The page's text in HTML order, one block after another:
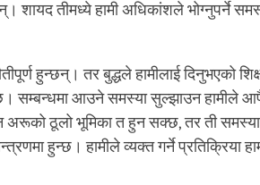
शायद तीमध्ये हामी अधिकांशले भोग्नुपर्ने
हुन्छन्। तर बुद्धले हामीलाई दिनुभएको
सम्बन्धमा आउने समस्या सुल्झाउन हामीले
अरूको ठूलो भूमिका त हुन सक्छ, तर ती
हुन्छ। हामीले व्यक्त गर्ने प्रतिक्रिया